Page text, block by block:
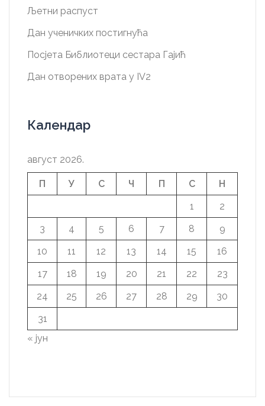
Љетни распуст
Дан ученичких постигнућа
Посјета Библиотеци сестара Гајић
Дан отворених врата у IV2
Календар
август 2026.
П У С Ч П С
Н
1
2
3
4 5 6 7 8
9
10
11 12 13 14 15
16
17
18 19 20 21 22
23
24
25 26 27 28 29
30
31
« јун